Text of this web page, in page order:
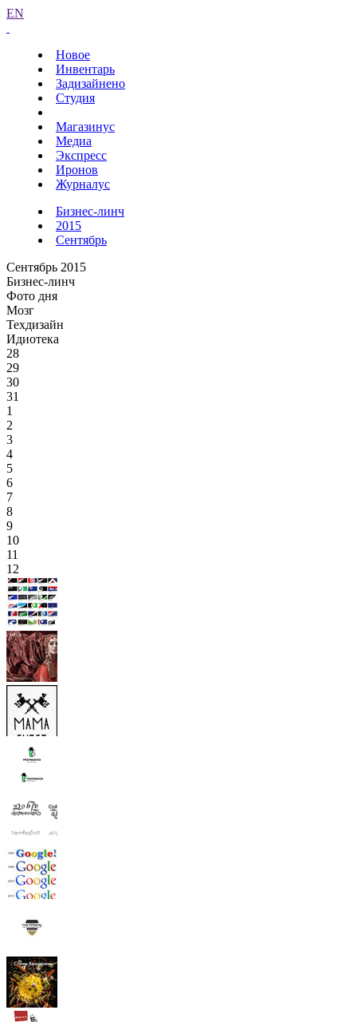
EN
Новое
Инвентарь
Задизайнено
Студия
Магазинус
Медиа
Экспресс
Иронов
Журналус
Бизнес-линч
2015
Сентябрь
Сентябрь 2015
Бизнес-линч
Фото дня
Мозг
Техдизайн
Идиотека
28
29
30
31
1
2
3
4
5
6
7
8
9
10
11
12